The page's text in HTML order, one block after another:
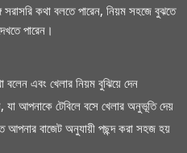
কথা বলতে পারেন, নিয়ম সহজে বুঝতে
পারেন।
বলেন এবং খেলার নিয়ম বুঝিয়ে দেন
যা আপনাকে টেবিলে বসে খেলার অনুভূতি দেয়
আপনার বাজেট অনুযায়ী পছন্দ করা সহজ হয়